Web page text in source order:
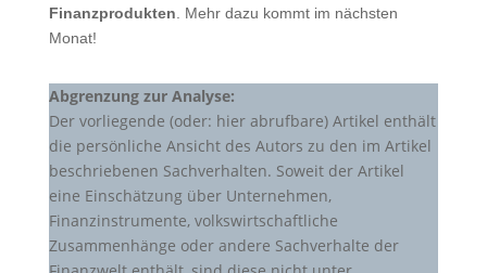
Finanzprodukten . Mehr dazu kommt im nächsten
Monat!
Abgrenzung zur Analyse:
Der vorliegende (oder: hier abrufbare) Artikel enthält
die persönliche Ansicht des Autors zu den im Artikel
beschriebenen Sachverhalten. Soweit der Artikel
eine Einschätzung über Unternehmen,
Finanzinstrumente, volkswirtschaftliche
Zusammenhänge oder andere Sachverhalte der